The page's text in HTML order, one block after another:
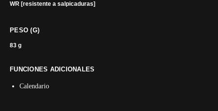
WR [resistente a salpicaduras]
PESO (G)
83 g
FUNCIONES ADICIONALES
Calendario